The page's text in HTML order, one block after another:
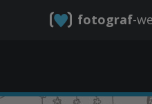
fotograf-